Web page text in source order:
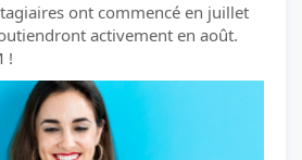
ont commencé en juillet
activement en août.
!